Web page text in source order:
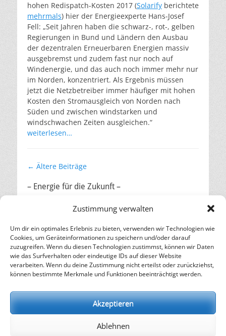
Zustimmung verwalten
Um dir ein optimales Erlebnis zu bieten, verwenden wir Technologien wie
Cookies, um Geräteinformationen zu speichern und/oder darauf
zuzugreifen. Wenn du diesen Technologien zustimmst, können wir Daten
wie das Surfverhalten oder eindeutige IDs auf dieser Website
verarbeiten. Wenn du deine Zustimmung nicht erteilst oder zurückziehst,
können bestimmte Merkmale und Funktionen beeinträchtigt werden.
Akzeptieren
Ablehnen
hohen Redispatch-Kosten 2017 (Solarify berichtete
mehrmals) hier der Energieexperte Hans-Josef
Fell: „Seit Jahren haben die schwarz-, rot-, gelben
Regierungen in Bund und Ländern den Ausbau
der dezentralen Erneuerbaren Energien massiv
ausgebremst und zudem fast nur noch auf
Windenergie, und das auch noch immer mehr nur
im Norden, konzentriert. Als Ergebnis müssen
jetzt die Netzbetreiber immer häufiger mit hohen
Kosten den Stromausgleich von Norden nach
Süden und zwischen windstarken und
windschwachen Zeiten ausgleichen.“
weiterlesen…
Beitragsnavigation
← Ältere Beiträge
– Energie für die Zukunft –
Nachhaltigkeit, Kreislaufwirtschaft,
kontakt |impressum|datenschutz